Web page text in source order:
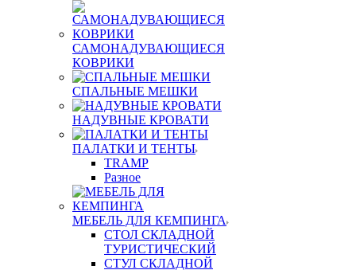
САМОНАДУВАЮЩИЕСЯ
КОВРИКИ
СПАЛЬНЫЕ МЕШКИ
НАДУВНЫЕ КРОВАТИ
ПАЛАТКИ И ТЕНТЫ
TRAMP
Разное
МЕБЕЛЬ ДЛЯ КЕМПИНГА
СТОЛ СКЛАДНОЙ
ТУРИСТИЧЕСКИЙ
СТУЛ СКЛАДНОЙ